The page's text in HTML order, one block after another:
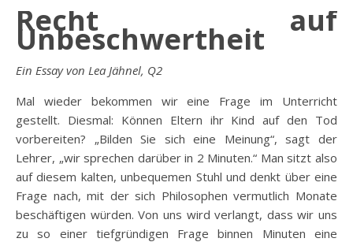
Recht auf
Unbeschwertheit
Ein Essay von Lea Jähnel, Q2
Mal wieder bekommen wir eine Frage im Unterricht
gestellt. Diesmal: Können Eltern ihr Kind auf den Tod
vorbereiten? „Bilden Sie sich eine Meinung“, sagt der
Lehrer, „wir sprechen darüber in 2 Minuten.“ Man sitzt also
auf diesem kalten, unbequemen Stuhl und denkt über eine
Frage nach, mit der sich Philosophen vermutlich Monate
beschäftigen würden. Von uns wird verlangt, dass wir uns
zu so einer tiefgründigen Frage binnen Minuten eine